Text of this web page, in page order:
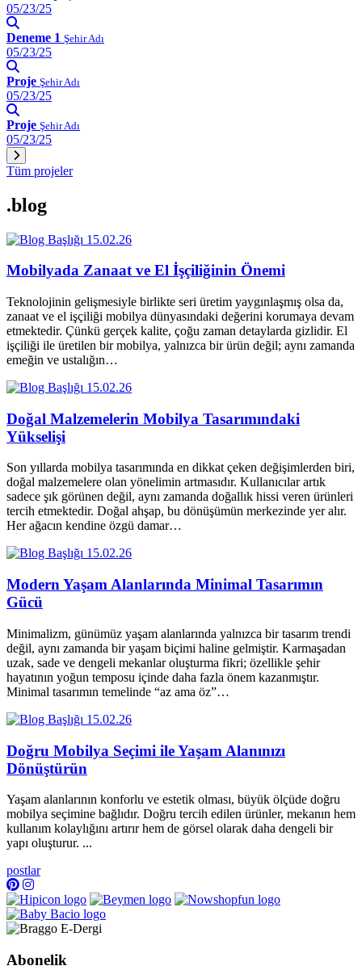
05/23/25
Deneme 1 Şehir Adı
05/23/25
Proje Şehir Adı
05/23/25
Proje Şehir Adı
05/23/25
Tüm projeler
.blog
15.02.26
Mobilyada Zanaat ve El İşçiliğinin Önemi
Teknolojinin gelişmesiyle birlikte seri üretim yaygınlaşmış olsa da,
zanaat ve el işçiliği mobilya dünyasındaki değerini korumaya devam
etmektedir. Çünkü gerçek kalite, çoğu zaman detaylarda gizlidir. El
işçiliği ile üretilen bir mobilya, yalnızca bir ürün değil; aynı zamanda
emeğin ve ustalığın…
15.02.26
Doğal Malzemelerin Mobilya Tasarımındaki
Yükselişi
Son yıllarda mobilya tasarımında en dikkat çeken değişimlerden biri,
doğal malzemelere olan yönelimin artmasıdır. Kullanıcılar artık
sadece şık görünen değil, aynı zamanda doğallık hissi veren ürünleri
tercih etmektedir. Doğal ahşap, bu dönüşümün merkezinde yer alır.
Her ağacın kendine özgü damar…
15.02.26
Modern Yaşam Alanlarında Minimal Tasarımın
Gücü
Minimalizm, günümüz yaşam alanlarında yalnızca bir tasarım trendi
değil, aynı zamanda bir yaşam biçimi haline gelmiştir. Karmaşadan
uzak, sade ve dengeli mekanlar oluşturma fikri; özellikle şehir
hayatının yoğun temposu içinde daha fazla önem kazanmıştır.
Minimal tasarımın temelinde “az ama öz”…
15.02.26
Doğru Mobilya Seçimi ile Yaşam Alanınızı
Dönüştürün
Yaşam alanlarının konforlu ve estetik olması, büyük ölçüde doğru
mobilya seçimine bağlıdır. Doğru tercih edilen ürünler, mekanın hem
kullanım kolaylığını artırır hem de görsel olarak daha dengeli bir
yapı oluşturur. ...
postlar
Abonelik